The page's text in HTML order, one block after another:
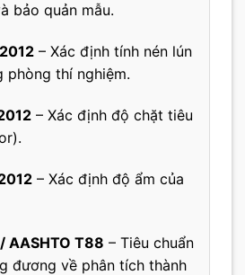
bảo quản mẫu.
– Xác định tính nén lún
phòng thí nghiệm.
– Xác định độ chặt tiêu
– Xác định độ ẩm của
AASHTO T88 – Tiêu chuẩn
đương về phân tích thành